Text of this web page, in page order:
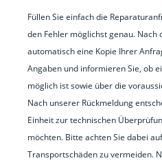
Füllen Sie einfach die
den Fehler möglichst genau. Nach
automatisch eine Kopie Ihrer
Angaben und informieren Sie, ob
möglich ist sowie über die
Nach unserer Rückmeldung
Einheit zur technischen
möchten. Bitte achten Sie dabei
Transportschäden zu vermeiden.